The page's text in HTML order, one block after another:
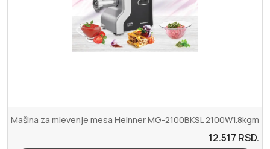
Mašina za mlevenje mesa Heinner MG-2100BKSL 2100W1.8kgm
12.517 RSD.